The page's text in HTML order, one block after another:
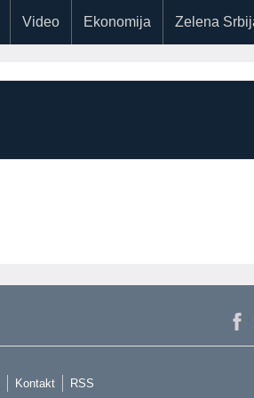
Video Ekonomija Zelena
Kontakt RSS